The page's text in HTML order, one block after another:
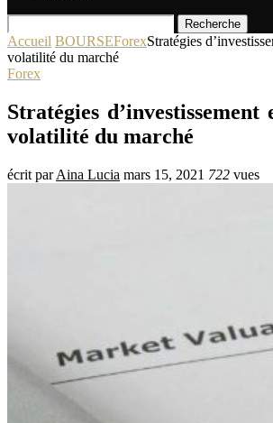
Recherche
Accueil BOURSEForexStratégies
volatilité du marché
Forex
Stratégies d’investissement
volatilité du marché
écrit parAina Lucia mars 15, 2021 722 vues